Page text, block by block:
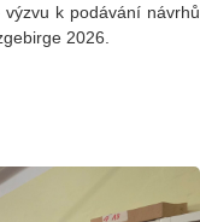
k podávání návrhů
2026.